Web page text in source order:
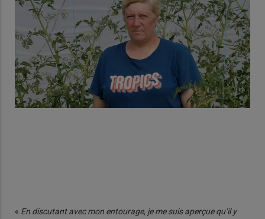
« En discutant avec mon entourage, je me suis aperçue qu’il y